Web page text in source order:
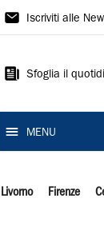
Il
Iscriviti alle
Sfoglia il
MENU
Livorno Firenze